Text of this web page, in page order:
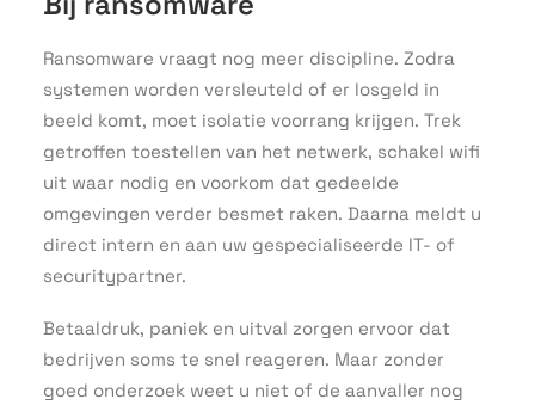
Ransomware vraagt nog meer discipline. Zodra
systemen worden versleuteld of er losgeld in
beeld komt, moet isolatie voorrang krijgen. Trek
getroffen toestellen van het netwerk, schakel wifi
uit waar nodig en voorkom dat gedeelde
omgevingen verder besmet raken. Daarna meldt u
direct intern en aan uw gespecialiseerde IT- of
securitypartner.
Betaaldruk, paniek en uitval zorgen ervoor dat
bedrijven soms te snel reageren. Maar zonder
goed onderzoek weet u niet of de aanvaller nog